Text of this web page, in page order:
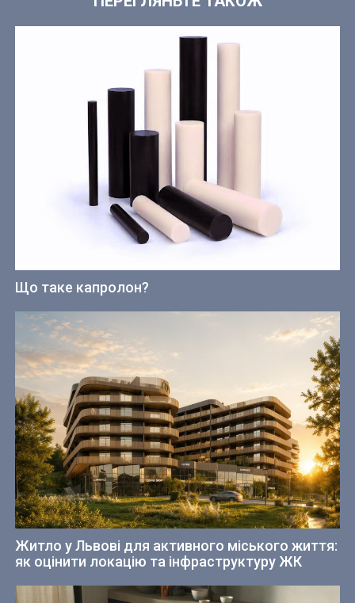
Що таке капролон?
Житло у Львові для активного міського життя:
як оцінити локацію та інфраструктуру ЖК